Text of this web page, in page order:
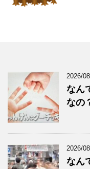
2026/
なん
なの
2026/
なん